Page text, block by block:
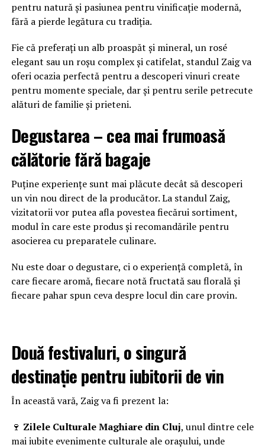
pentru natură și pasiunea pentru vinificație modernă,
fără a pierde legătura cu tradiția.
Fie că preferați un alb proaspăt și mineral, un rosé
elegant sau un roșu complex și catifelat, standul Zaig va
oferi ocazia perfectă pentru a descoperi vinuri create
pentru momente speciale, dar și pentru serile petrecute
alături de familie și prieteni.
Degustarea – cea mai frumoasă
călătorie fără bagaje
Puține experiențe sunt mai plăcute decât să descoperi
un vin nou direct de la producător. La standul Zaig,
vizitatorii vor putea afla povestea fiecărui sortiment,
modul în care este produs și recomandările pentru
asocierea cu preparatele culinare.
Nu este doar o degustare, ci o experiență completă, în
care fiecare aromă, fiecare notă fructată sau florală și
fiecare pahar spun ceva despre locul din care provin.
Două festivaluri, o singură
destinație pentru iubitorii de vin
În această vară, Zaig va fi prezent la:
🍷 Zilele Culturale Maghiare din Cluj, unul dintre cele
mai iubite evenimente culturale ale orașului, unde